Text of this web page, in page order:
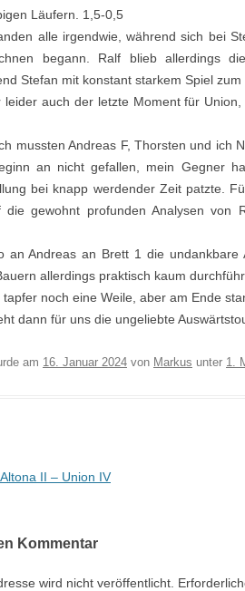
Läufern. 1,5-0,5
alle irgendwie, während sich bei
begann. Ralf blieb allerdings
Stefan mit konstant starkem Spiel
leider auch der letzte Moment für
mussten Andreas F, Thorsten und ich
an nicht gefallen, mein Gegner
bei knapp werdender Zeit patzte.
die gewohnt profunden Analysen von
an Andreas an Brett 1 die
allerdings praktisch kaum
noch eine Weile, aber am Ende
dann für uns die ungeliebte
am 16. Januar 2024 von Markus unter 1.
II – Union IV
Kommentar
wird nicht veröffentlicht.